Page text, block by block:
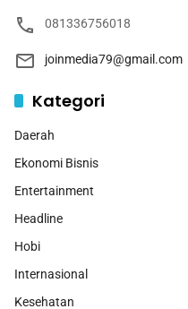
081336756018
joinmedia79@gmail.com
Kategori
Daerah
Ekonomi Bisnis
Entertainment
Headline
Hobi
Internasional
Kesehatan